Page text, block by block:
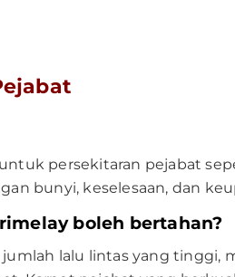
persekitaran pejabat
bunyi, keselesaan, dan
boleh bertahan?
lalu lintas yang tinggi,